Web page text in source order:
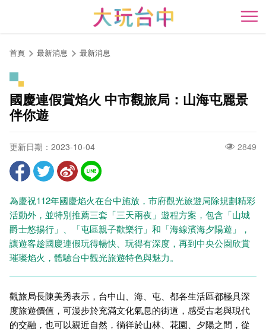
開
首頁 最新消息 最新消息
國慶連假賞焰火 中市觀旅局：山海屯麗景
伴你遊
更新日期：2023-10-04 2849
為慶祝112年國慶焰火在台中施放，市府觀光旅遊局除規劃精彩
活動外，並特別推薦三套「三天兩夜」遊程方案，包含「山城
爵士悠揚行」、「屯區親子歡樂行」和「海線濱海夕陽遊」，
讓遊客趁國慶連假玩得暢快、玩得有深度，再到中央公園欣賞
璀璨焰火，體驗台中觀光旅遊特色與魅力。
觀旅局長陳美秀表示，台中山、海、屯、都各生活區都極具深
度旅遊價值，可漫步於充滿文化氣息的街道，感受古老與現代
的交融，也可以親近自然，徜徉於山林、花園、夕陽之間，從